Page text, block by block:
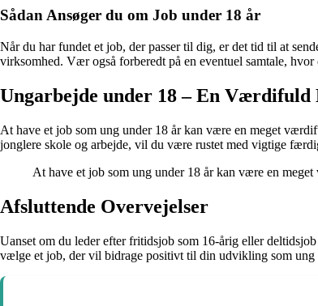
Sådan Ansøger du om Job under 18 år
Når du har fundet et job, der passer til dig, er det tid til at
virksomhed. Vær også forberedt på en eventuel samtale,
Ungarbejde under 18 – En
At have et job som ung under 18 år kan være en meget
jonglere skole og arbejde, vil du være rustet med vigtige
At have et job som ung under 18 år kan være en
Afsluttende Overvejelser
Uanset om du leder efter fritidsjob som 16-årig eller
vælge et job, der vil bidrage positivt til din udvikling som ung